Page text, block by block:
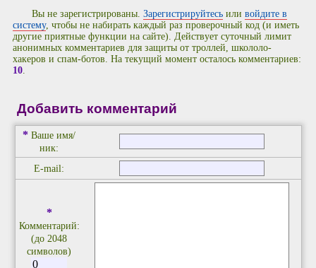
Вы не зарегистрированы.Зарегистрируйтесь иливойдите в
систему, чтобы не набирать каждый раз проверочный код (и иметь
другие приятные функции на сайте). Действует суточный лимит
анонимных комментариев для защиты от троллей, школоло-
хакеров и спам-ботов. На текущий момент осталось комментариев:
10.
Добавить комментарий
* Ваше имя/
ник:
E-mail:
*
Комментарий:
(до 2048
символов)